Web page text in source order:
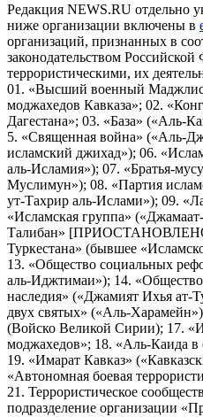
Редакция NEWS.RU отдельно
ниже организации включены в
организаций, признанных в
законодательством
террористическими, их
01. «Высший военный
моджахедов Кавказа»; 02.
Дагестана»; 03. «База» («Аль-
5. «Священная война» («Аль-
исламский джихад»); 06.
аль-Исламия»); 07. «Братья-
Муслимун»); 08. «Партия
ут-Тахрир аль-Ислами»); 09.
«Исламская группа»
Талибан»
Туркестана» (бывшее
13. «Общество социальных
аль-Иджтимаи»); 14.
наследия» («Джамият Ихья ат-
двух святых» («Аль-
(Войско Великой Сирии); 17.
моджахедов»; 18. «Аль-Каида в
19. «Имарат Кавказ»
«Автономная боевая
21. Террористическое
подразделение организации